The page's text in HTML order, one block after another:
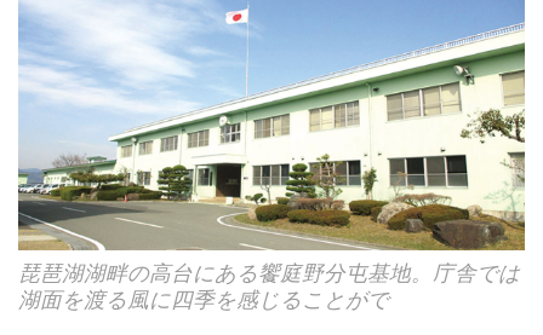
琵琶湖湖畔の高台にある饗庭野分屯基地。庁舎では
湖面を渡る風に四季を感じることがで